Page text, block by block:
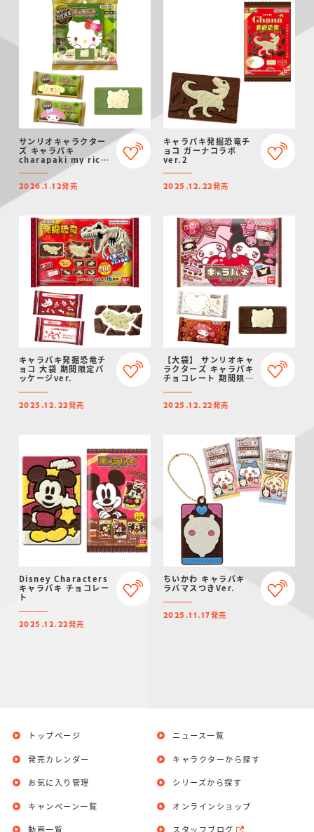
サンリオキャラクター
ズ キャラパキ
charapaki my rich
～宇治抹茶～
2026.1.12発売
キャラパキ発掘恐竜チ
ョコ ガーナコラボ
ver.2
2025.12.22発売
キャラパキ発掘恐竜チ
ョコ 大袋 期間限定パ
ッケージver.
2025.12.22発売
【大袋】 サンリオキャ
ラクターズ キャラパキ
チョコレート 期間限定
2025.12.22発売
Disney Characters
キャラパキ チョコレー
ト
2025.12.22発売
ちいかわ キャラパキ
ラバマスつきVer.
2025.11.17発売
トップページ
発売カレンダー
お気に入り管理
ニュース一覧
キャラクターから探す
シリーズから探す
キャンペーン一覧
動画一覧
オンラインショップ
スタッフブログ